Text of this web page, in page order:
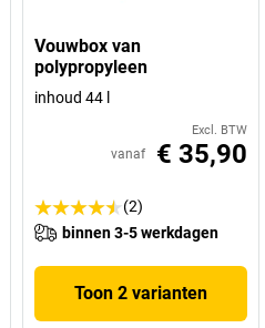
Vouwbox van
polypropyleen
inhoud 44 l
Excl. BTW
vanaf € 35,90
(2)
binnen 3-5 werkdagen
Toon 2 varianten